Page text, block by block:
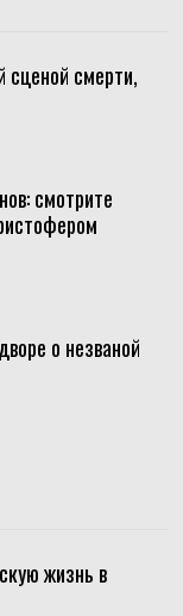
смерти,
смотрите
о незваной
жизнь в